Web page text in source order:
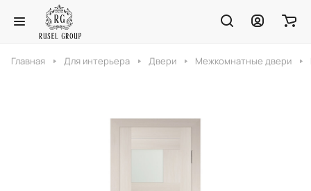
Главная Для интерьера Двери Межкомнатные двери